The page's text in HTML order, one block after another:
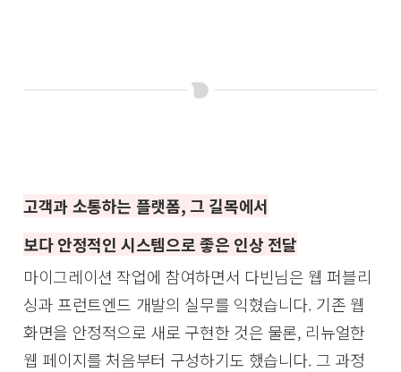
고객과 소통하는 플랫폼, 그 길목에서
보다 안정적인 시스템으로 좋은 인상 전달
마이그레이션 작업에 참여하면서 다빈님은 웹 퍼블리
싱과 프런트엔드 개발의 실무를 익혔습니다. 기존 웹
화면을 안정적으로 새로 구현한 것은 물론, 리뉴얼한
웹 페이지를 처음부터 구성하기도 했습니다. 그 과정